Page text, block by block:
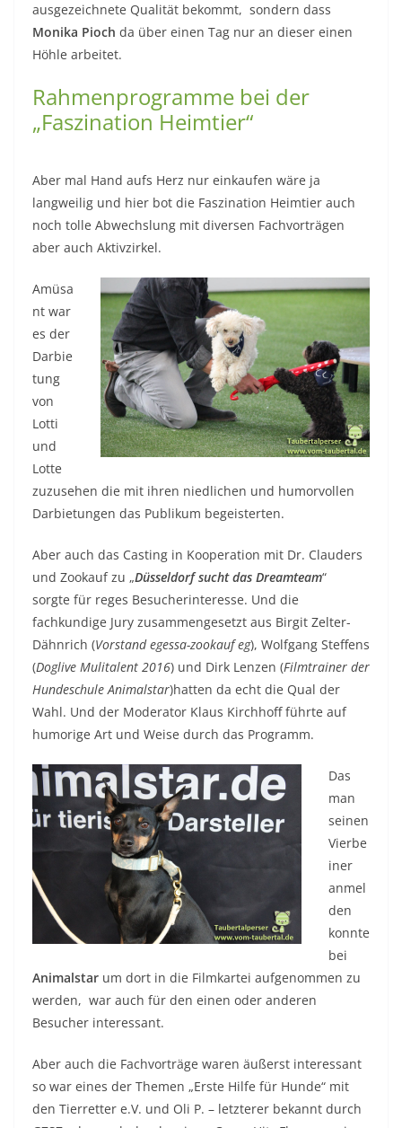
ausgezeichnete Qualität bekommt, sondern dass
Monika Pioch da über einen Tag nur an dieser einen
Höhle arbeitet.
Rahmenprogramme bei der
„Faszination Heimtier“
Aber mal Hand aufs Herz nur einkaufen wäre ja
langweilig und hier bot die Faszination Heimtier auch
noch tolle Abwechslung mit diversen Fachvorträgen
aber auch Aktivzirkel.
Amüsa
nt war
es der
Darbie
tung
von
Lotti
und
Lotte
zuzusehen die mit ihren niedlichen und humorvollen
Darbietungen das Publikum begeisterten.
Aber auch das Casting in Kooperation mit Dr. Clauders
und Zookauf zu „Düsseldorf sucht das Dreamteam“
sorgte für reges Besucherinteresse. Und die
fachkundige Jury zusammengesetzt aus Birgit Zelter-
Dähnrich (Vorstand egessa-zookauf eg), Wolfgang Steffens
(Doglive Mulitalent 2016) und Dirk Lenzen (Filmtrainer der
Hundeschule Animalstar)hatten da echt die Qual der
Wahl. Und der Moderator Klaus Kirchhoff führte auf
humorige Art und Weise durch das Programm.
Das
man
seinen
Vierbe
iner
anmel
den
konnte
bei
Animalstar um dort in die Filmkartei aufgenommen zu
werden, war auch für den einen oder anderen
Besucher interessant.
Aber auch die Fachvorträge waren äußerst interessant
so war eines der Themen „Erste Hilfe für Hunde“ mit
den Tierretter e.V. und Oli P. – letzterer bekannt durch